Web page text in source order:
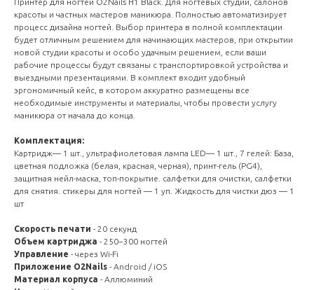
красоты и частных мастеров маникюра. Полностью автоматизирует
процесс дизайна ногтей. Выбор принтера в полной комплектации
будет отличным решением для начинающих мастеров, при открытии
новой студии красоты и особо удачным решением, если ваши
рабочие процессы будут связаны с транспортировкой устройства и
выездными презентациями. В комплект входит удобный
эргономичный кейс, в котором аккуратно размещены все
необходимые инструменты и материалы, чтобы провести услугу
маникюра от начала до конца.
Комплектация:
Картридж— 1 шт., ультрафиолетовая лампа LED— 1 шт., 7 гелей: База,
цветная подложка (белая, красная, черная), принт-гель (PG4),
защитная нейл-маска, топ-покрытие. салфетки для очистки, салфетки
для снятия. стикеры для ногтей — 1 уп. Жидкость для чистки дюз — 1
шт
Скорость печати - 20 секунд
Объем картриджа - 250−300 ногтей
Управление - через Wi-Fi
Приложение O2Nails - Android / iOS
Материал корпуса - Аллюминий